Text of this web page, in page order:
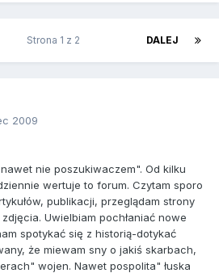
DALEJ
Strona 1 z 2
2009
nie poszukiwaczem". Od kilku
wertuje to forum. Czytam sporo
publikacji, przeglądam strony
Uwielbiam pochłaniać nowe
spotykać się z historią-dotykać
że miewam sny o jakiś skarbach,
wojen. Nawet pospolita" łuska